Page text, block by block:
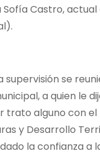
Castro,
supervisión se
a quien le
trato alguno con el
y Desarrollo
la confianza a